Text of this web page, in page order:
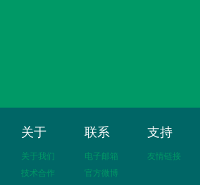
关于
关于我们
技术合作
联系
电子邮箱
官方微博
支持
友情链接